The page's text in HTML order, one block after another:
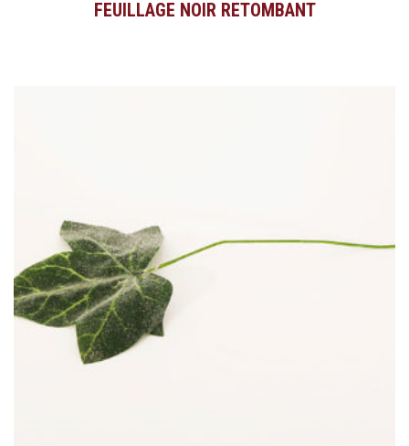
FEUILLAGE NOIR RETOMBANT